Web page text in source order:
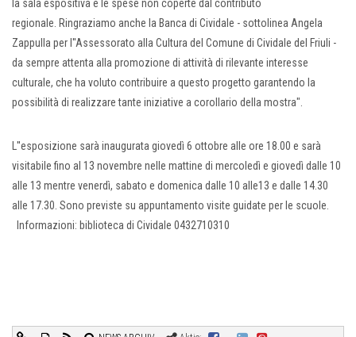
la sala espositiva e le spese non coperte dal contributo
regionale. Ringraziamo anche la Banca di Cividale - sottolinea Angela
Zappulla per l''Assessorato alla Cultura del Comune di Cividale del Friuli -
da sempre attenta alla promozione di attività di rilevante interesse
culturale, che ha voluto contribuire a questo progetto garantendo la
possibilità di realizzare tante iniziative a corollario della mostra".
L''esposizione sarà inaugurata giovedì 6 ottobre alle ore 18.00 e sarà
visitabile fino al 13 novembre nelle mattine di mercoledì e giovedì dalle 10
alle 13 mentre venerdì, sabato e domenica dalle 10 alle13 e dalle 14.30
alle 17.30. Sono previste su appuntamento visite guidate per le scuole.
Informazioni: biblioteca di Cividale 0432710310